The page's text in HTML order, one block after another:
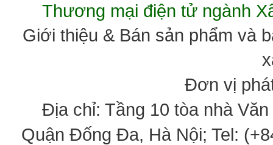
Thương mại điện tử ngành
Giới thiệu & Bán sản phẩm và
Đơn vị
Địa chỉ: Tầng 10 tòa nhà
Quận Đống Đa, Hà Nội; Tel: